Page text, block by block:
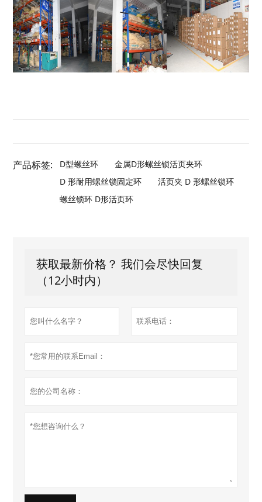
产品标签: D型螺丝环
金属D形螺丝锁活页夹环
D 形耐用螺丝锁固定环
活页夹 D 形螺丝锁环
螺丝锁环 D形活页环
获取最新价格？ 我们会尽快回复
（12小时内）